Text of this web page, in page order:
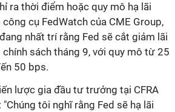
ra thời điểm hoặc quy mô hạ lãi
cụ FedWatch của CME Group,
nhất trí rằng Fed sẽ cắt giảm lãi
sách tháng 9, với quy mô từ 25
50 bps.
lược gia đầu tư trưởng tại CFRA
"Chúng tôi nghĩ rằng Fed sẽ hạ lãi